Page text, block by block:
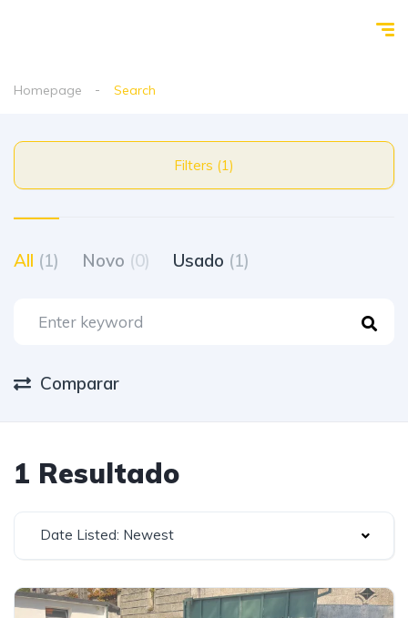
Homepage Search
Filters (1)
All (1) Novo (0) Usado (1)
Comparar
1 Resultado
Date Listed: Newest